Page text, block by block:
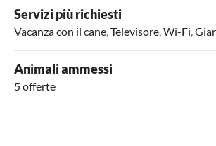
Servizi più richiesti
Vacanza con il cane,Televisore,Wi-Fi,
Animali ammessi
5 offerte